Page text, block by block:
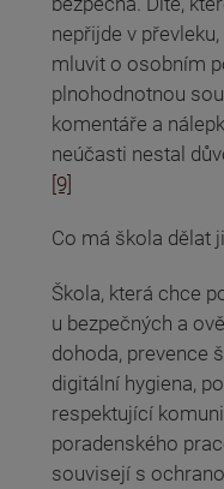
nepřijde v
mluvit o osobním
plnohodnotnou
komentáře a
neúčasti nestal
[9]
Co má škola dělat
Škola, která chce
u bezpečných a
dohoda, prevence
digitální hygiena,
respektující
poradenského
souvisejí s